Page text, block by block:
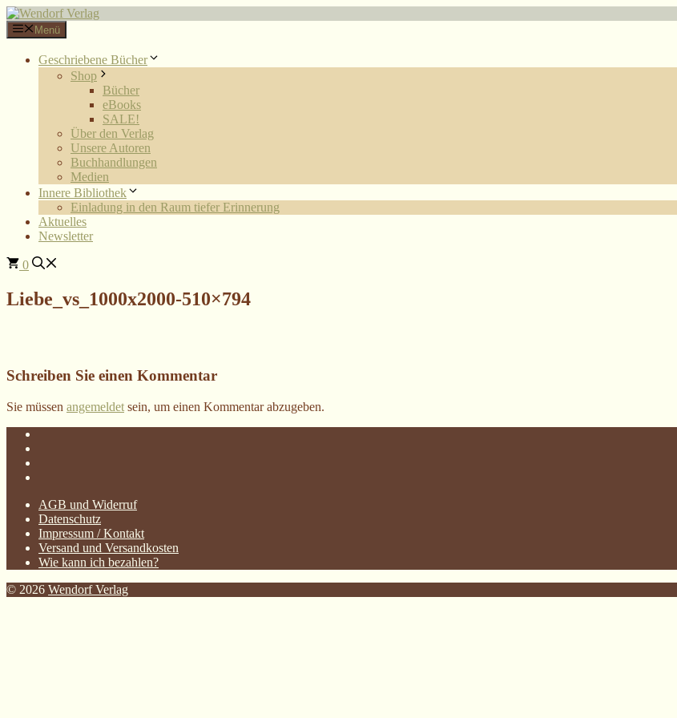
Zum
Inhalt
springen
Menü
Geschriebene Bücher
Shop
Bücher
eBooks
SALE!
Über den Verlag
Unsere Autoren
Buchhandlungen
Medien
Innere Bibliothek
Einladung in den Raum tiefer Erinnerung
Aktuelles
Newsletter
0
Liebe_vs_1000x2000-510×794
Schreiben Sie einen Kommentar
Sie müssen angemeldet sein, um einen Kommentar abzugeben.
AGB und Widerruf
Datenschutz
Impressum / Kontakt
Versand und Versandkosten
Wie kann ich bezahlen?
© 2026 Wendorf Verlag